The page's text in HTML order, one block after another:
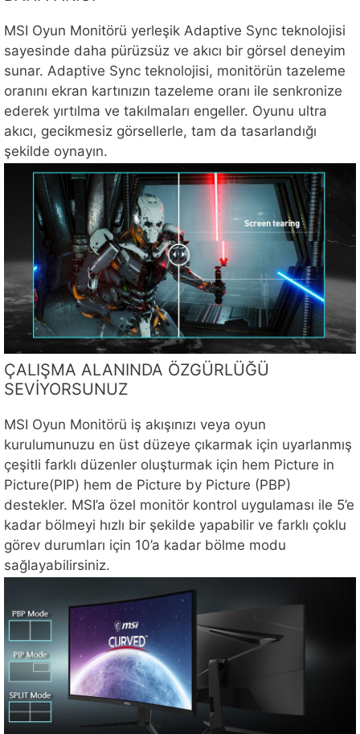
MSI Oyun Monitörü yerleşik Adaptive Sync teknolojisi
sayesinde daha pürüzsüz ve akıcı bir görsel deneyim
sunar. Adaptive Sync teknolojisi, monitörün tazeleme
oranını ekran kartınızın tazeleme oranı ile senkronize
ederek yırtılma ve takılmaları engeller. Oyunu ultra
akıcı, gecikmesiz görsellerle, tam da tasarlandığı
şekilde oynayın.
ÇALIŞMA ALANINDA ÖZGÜRLÜĞÜ
SEVİYORSUNUZ
MSI Oyun Monitörü iş akışınızı veya oyun
kurulumunuzu en üst düzeye çıkarmak için uyarlanmış
çeşitli farklı düzenler oluşturmak için hem Picture in
Picture(PIP) hem de Picture by Picture (PBP)
destekler. MSI’a özel monitör kontrol uygulaması ile 5’e
kadar bölmeyi hızlı bir şekilde yapabilir ve farklı çoklu
görev durumları için 10’a kadar bölme modu
sağlayabilirsiniz.